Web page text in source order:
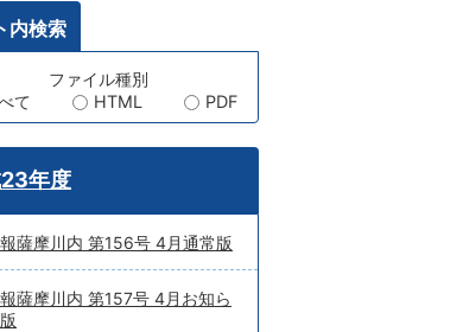
内検索
ファイル種別
て
HTML PDF
年度
薩摩川内 第156号 4月通常版
薩摩川内 第157号 4月お知ら